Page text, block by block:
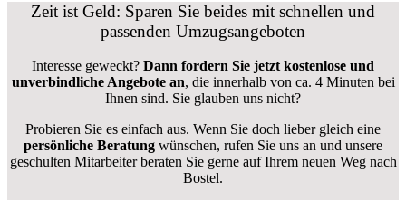
Zeit ist Geld: Sparen Sie beides mit schnellen und
passenden Umzugsangeboten
Interesse geweckt? Dann fordern Sie jetzt kostenlose und
unverbindliche Angebote an, die innerhalb von ca. 4 Minuten bei
Ihnen sind. Sie glauben uns nicht?
Probieren Sie es einfach aus. Wenn Sie doch lieber gleich eine
persönliche Beratung wünschen, rufen Sie uns an und unsere
geschulten Mitarbeiter beraten Sie gerne auf Ihrem neuen Weg nach
Bostel.